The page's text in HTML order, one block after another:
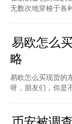
无数次地穿梭于各
易欧怎么
略
易欧怎么买现货的
呀，朋友们，你是